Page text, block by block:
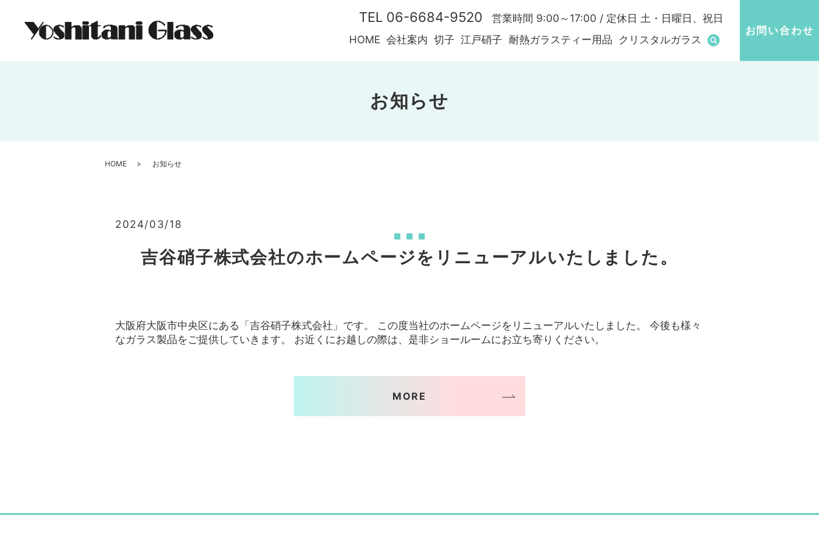
TEL 06-6684-9520
営業時間 9:00～17:00 / 定休日 土・日曜日、祝日
お問い合わせ
HOME 会社案内 切子 江戸硝子 耐熱ガラスティー用品 クリスタルガラス
お知らせ
HOME お知らせ
2024/03/18
吉谷硝子株式会社のホームページをリニューアルいたしました。
大阪府大阪市中央区にある「吉谷硝子株式会社」です。 この度当社のホームページをリニューアルいたしました。 今後も様々
なガラス製品をご提供していきます。 お近くにお越しの際は、是非ショールームにお立ち寄りください。
MORE